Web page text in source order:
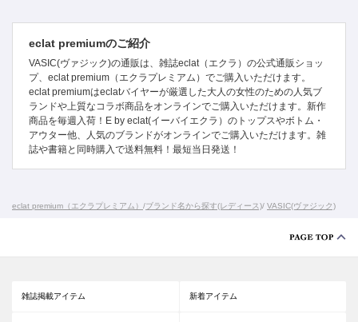
eclat premiumのご紹介
VASIC(ヴァジック)の通販は、雑誌eclat（エクラ）の公式通販ショッ
プ、eclat premium（エクラプレミアム）でご購入いただけます。
eclat premiumはeclatバイヤーが厳選した大人の女性のための人気ブ
ランドや上質なコラボ商品をオンラインでご購入いただけます。新作
商品を毎週入荷！E by eclat(イーバイエクラ）のトップスやボトム・
アウター他、人気のブランドがオンラインでご購入いただけます。雑
誌や書籍と同時購入で送料無料！最短当日発送！
eclat premium（エクラプレミアム） /ブランド名から探す(レディース)/ VASIC(ヴァジック)
雑誌掲載アイテム 新着アイテム